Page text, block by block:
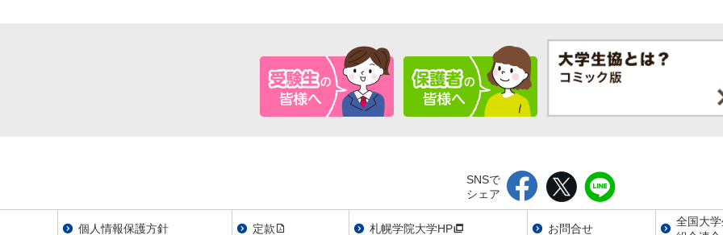
SNSで
シェア
個人情報保護方針 定款 札幌学院大学HP お問合せ
全国大